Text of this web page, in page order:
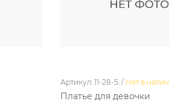
Артикул: 11-28-5. / Нет в
Платье для девочки